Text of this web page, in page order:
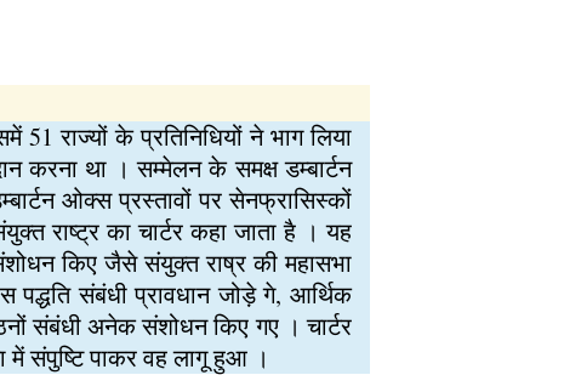
राज्यों के प्रतिनिधियों ने भाग लिया
करना था । सम्मेलन के समक्ष डम्बार्टन
ओक्स प्रस्तावों पर सेनफ्रासिस्कों
राष्ट्र का चार्टर कहा जाता है । यह
किए जैसे संयुक्त राष्र की महासभा
पद्धति संबंधी प्रावधान जोड़े गे, आर्थिक
संबंधी अनेक संशोधन किए गए । चार्टर
संपुष्टि पाकर वह लागू हुआ ।